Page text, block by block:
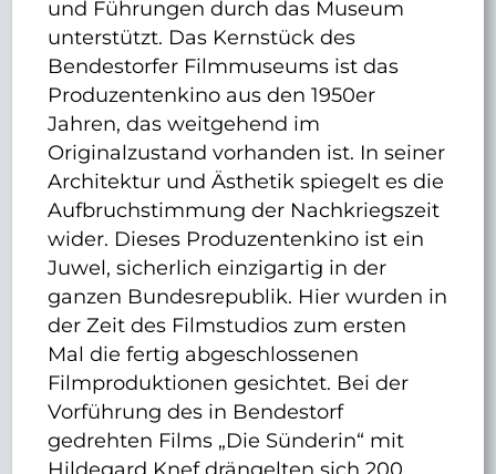
und Führungen durch das Museum
unterstützt. Das Kernstück des
Bendestorfer Filmmuseums ist das
Produzentenkino aus den 1950er
Jahren, das weitgehend im
Originalzustand vorhanden ist. In seiner
Architektur und Ästhetik spiegelt es die
Aufbruchstimmung der Nachkriegszeit
wider. Dieses Produzentenkino ist ein
Juwel, sicherlich einzigartig in der
ganzen Bundesrepublik. Hier wurden in
der Zeit des Filmstudios zum ersten
Mal die fertig abgeschlossenen
Filmproduktionen gesichtet. Bei der
Vorführung des in Bendestorf
gedrehten Films „Die Sünderin“ mit
Hildegard Knef drängelten sich 200